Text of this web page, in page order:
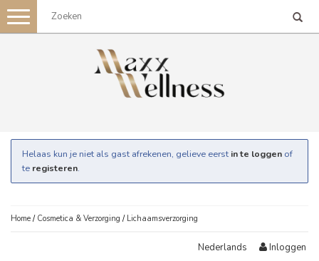
Toggle
navigation
Helaas kun je niet als gast afrekenen, gelieve eerst in te loggen of
te registeren.
Home / Cosmetica & Verzorging / Lichaamsverzorging
Nederlands Inloggen